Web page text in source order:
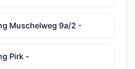
Muschelweg 9a/2 -
Pirk -